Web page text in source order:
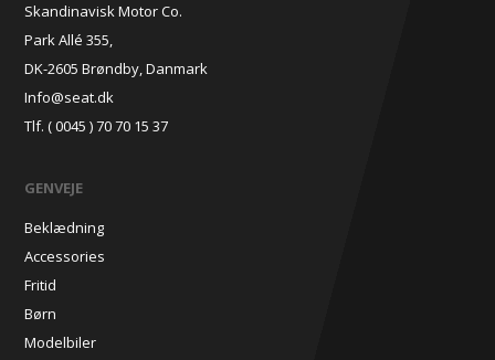
Skandinavisk Motor Co.
Park Allé 355,
DK-2605 Brøndby, Danmark
Info@seat.dk
Tlf. ( 0045 ) 70 70 15 37
GENVEJE
Beklædning
Accessories
Fritid
Børn
Modelbiler